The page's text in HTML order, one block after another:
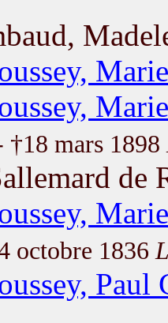
†18 mars 1898
de
octobre 1836
Paul